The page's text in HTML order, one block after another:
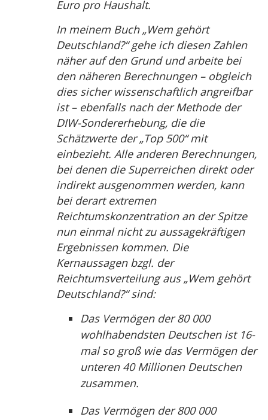
Euro pro Haushalt.
In meinem Buch „Wem gehört
Deutschland?“ gehe ich diesen Zahlen
näher auf den Grund und arbeite bei
den näheren Berechnungen – obgleich
dies sicher wissenschaftlich angreifbar
ist – ebenfalls nach der Methode der
DIW-Sondererhebung, die die
Schätzwerte der „Top 500“ mit
einbezieht. Alle anderen Berechnungen,
bei denen die Superreichen direkt oder
indirekt ausgenommen werden, kann
bei derart extremen
Reichtumskonzentration an der Spitze
nun einmal nicht zu aussagekräftigen
Ergebnissen kommen. Die
Kernaussagen bzgl. der
Reichtumsverteilung aus „Wem gehört
Deutschland?“ sind:
Das Vermögen der 80 000
wohlhabendsten Deutschen ist 16-
mal so groß wie das Vermögen der
unteren 40 Millionen Deutschen
zusammen.
Das Vermögen der 800 000